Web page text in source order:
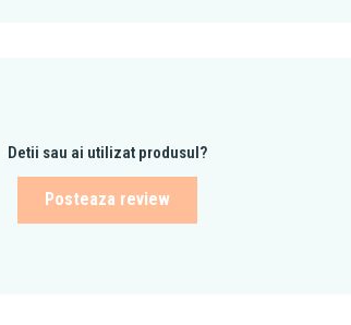
Detii sau ai utilizat produsul?
Posteaza review